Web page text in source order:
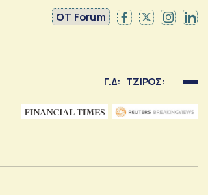
OT Forum
Γ.Δ: ΤΖΙΡΟΣ: